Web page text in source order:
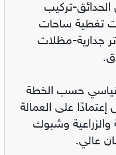
تركيب
تغطية ساحات
جدارية-مظلات
قياسي حسب الخطة
إعتمادًا على العمالة
والزراعية وشبوك
عالي.